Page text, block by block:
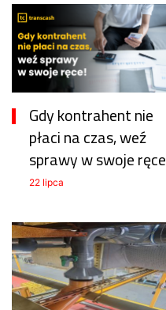
Gdy kontrahent nie
płaci na czas, weź
sprawy w swoje ręce
22 lipca